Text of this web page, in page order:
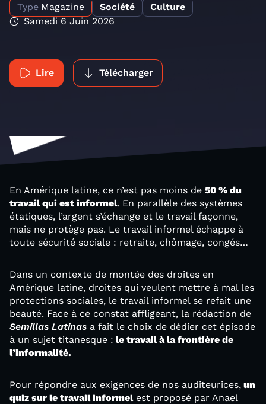
Type Magazine Société
Culture
Samedi 6 Juin 2026
Lire Télécharger
En Amérique latine, ce n’est pas moins de 50 % du
travail qui est informel. En parallèle des systèmes
étatiques, l’argent s’échange et le travail façonne,
mais ne protège pas. Le travail informel échappe à
toute sécurité sociale : retraite, chômage, congés…
Dans un contexte de montée des droites en
Amérique latine, droites qui veulent mettre à mal les
protections sociales, le travail informel se refait une
beauté. Face à ce constat affligeant, la rédaction de
Semillas Latinas a fait le choix de dédier cet épisode
à un sujet titanesque : le travail à la frontière de
l’informalité.
Pour répondre aux exigences de nos auditeurices, un
quiz sur le travail informelest proposé par Anael